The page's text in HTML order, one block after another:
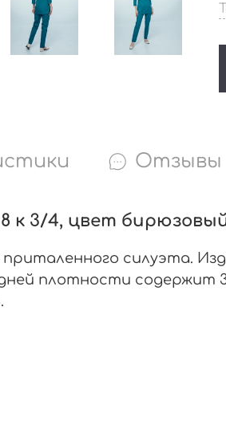
Отзывы
к 3/4, цвет
приталенного силуэта.
плотности содержит